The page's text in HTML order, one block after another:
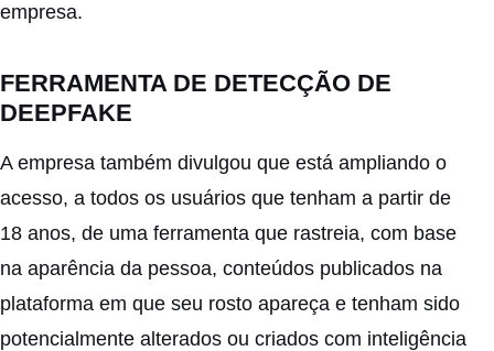
empresa.
FERRAMENTA DE DETECÇÃO DE
DEEPFAKE
A empresa também divulgou que está ampliando o
acesso, a todos os usuários que tenham a partir de
18 anos, de uma ferramenta que rastreia, com base
na aparência da pessoa, conteúdos publicados na
plataforma em que seu rosto apareça e tenham sido
potencialmente alterados ou criados com inteligência